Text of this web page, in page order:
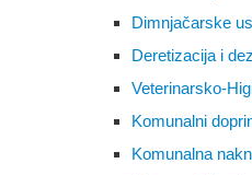
Dimnjačarske
Deretizacija i
Veterinarsko-
Komunalni
Komunalna